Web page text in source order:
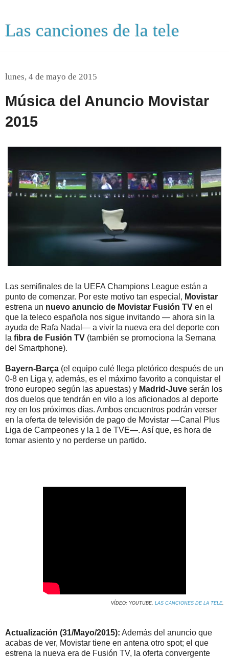
Las canciones de la tele
lunes, 4 de mayo de 2015
Música del Anuncio Movistar
2015
Las semifinales de la UEFA Champions League están a
punto de comenzar. Por este motivo tan especial, Movistar
estrena un nuevo anuncio de Movistar Fusión TV en el
que la teleco española nos sigue invitando — ahora sin la
ayuda de Rafa Nadal— a vivir la nueva era del deporte con
la fibra de Fusión TV (también se promociona la Semana
del Smartphone).
Bayern-Barça (el equipo culé llega pletórico después de un
0-8 en Liga y, además, es el máximo favorito a conquistar el
trono europeo según las apuestas) y Madrid-Juve serán los
dos duelos que tendrán en vilo a los aficionados al deporte
rey en los próximos días. Ambos encuentros podrán verser
en la oferta de televisión de pago de Movistar —Canal Plus
Liga de Campeones y la 1 de TVE—. Así que, es hora de
tomar asiento y no perderse un partido.
VÍDEO: YOUTUBE, LAS CANCIONES DE LA TELE
Actualización (31/Mayo/2015): Además del anuncio que
acabas de ver, Movistar tiene en antena otro spot; el que
estrena la nueva era de Fusión TV, la oferta convergente